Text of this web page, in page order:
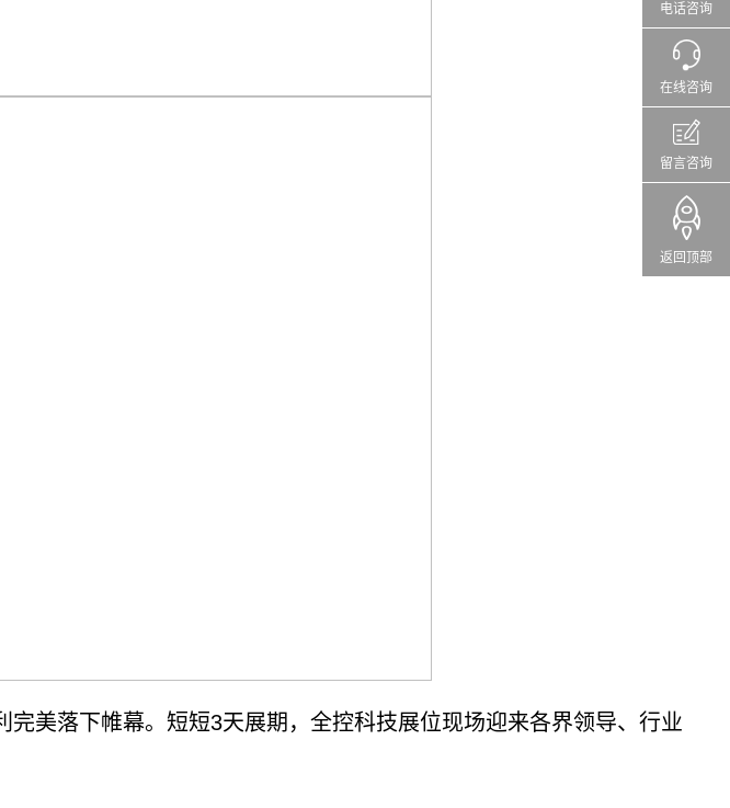
电话咨询
在线咨询
留言咨询
返回顶部
落下帷幕。短短3天展期，全控科技展位现场迎来各界领导、行业